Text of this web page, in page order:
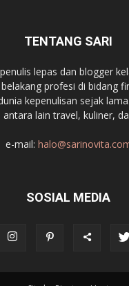
TENTANG SARI
lepas dan blogger
profesi di bidang
kepenulisan sejak
lain travel, kuliner,
e-mail:
SOSIAL MEDIA